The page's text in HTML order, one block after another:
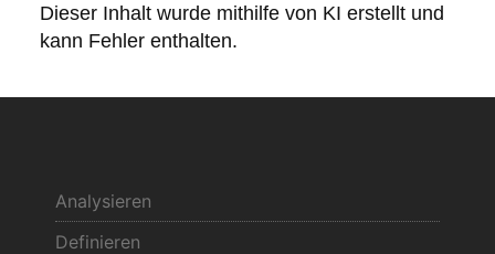
Dieser Inhalt wurde mithilfe von KI erstellt und
kann Fehler enthalten.
Analysieren
Definieren